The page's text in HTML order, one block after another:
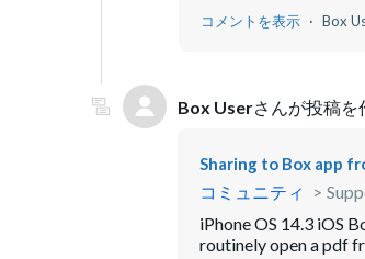
コメントを表示 Box
Box Userさんが投稿を
Sharing to Box app
コミュニティ
iPhone OS 14.3 iOS
routinely open a pdf